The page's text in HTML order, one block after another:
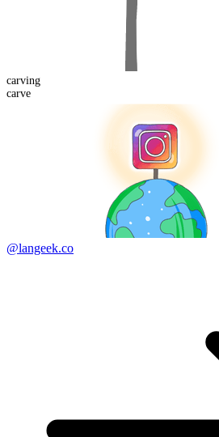
carving
carve
@langeek.co